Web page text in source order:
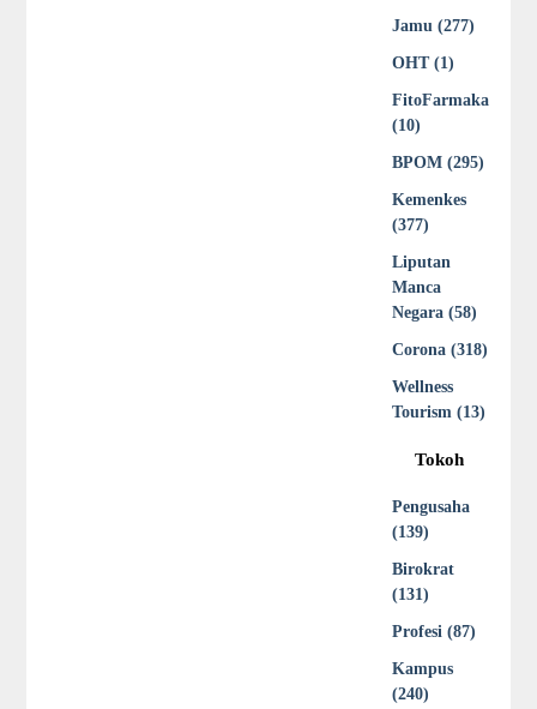
Jamu (277)
OHT (1)
FitoFarmaka
(10)
BPOM (295)
Kemenkes
(377)
Liputan
Manca
Negara (58)
Corona (318)
Wellness
Tourism (13)
Tokoh
Pengusaha
(139)
Birokrat
(131)
Profesi (87)
Kampus
(240)